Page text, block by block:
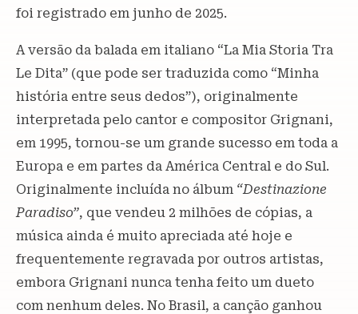
foi registrado em junho de 2025.
A versão da balada em italiano “La Mia Storia Tra
Le Dita” (que pode ser traduzida como “Minha
história entre seus dedos”), originalmente
interpretada pelo cantor e compositor Grignani,
em 1995, tornou-se um grande sucesso em toda a
Europa e em partes da América Central e do Sul.
Originalmente incluída no álbum “Destinazione
Paradiso”, que vendeu 2 milhões de cópias, a
música ainda é muito apreciada até hoje e
frequentemente regravada por outros artistas,
embora Grignani nunca tenha feito um dueto
com nenhum deles. No Brasil, a canção ganhou